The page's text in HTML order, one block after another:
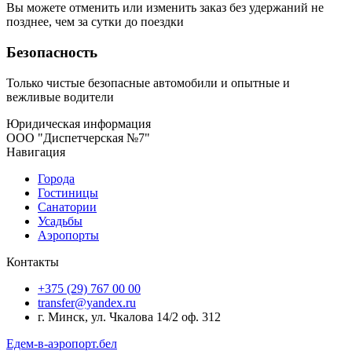
Вы можете отменить или изменить заказ без удержаний не
позднее, чем за сутки до поездки
Безопасность
Только чистые безопасные автомобили и опытные и
вежливые водители
Юридическая информация
ООО "Диспетчерская №7"
Навигация
Города
Гостиницы
Санатории
Усадьбы
Аэропорты
Контакты
+375 (29) 767 00 00
transfer@yandex.ru
г. Минск, ул. Чкалова 14/2 оф. 312
Едем-в-аэропорт.бел